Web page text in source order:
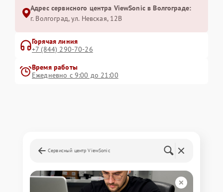
Адрес сервисного центра ViewSonic в Волгограде:
г. Волгоград, ул. Невская, 12В
Горячая линия
+7 (844) 290-70-26
Время работы
Ежедневно с 9:00 до 21:00
Сервисный центр ViewSonic